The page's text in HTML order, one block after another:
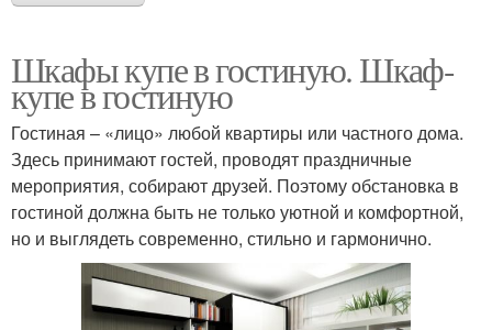
Шкафы купе в гостиную. Шкаф-
купе в гостиную
Гостиная – «лицо» любой квартиры или частного дома.
Здесь принимают гостей, проводят праздничные
мероприятия, собирают друзей. Поэтому обстановка в
гостиной должна быть не только уютной и комфортной,
но и выглядеть современно, стильно и гармонично.